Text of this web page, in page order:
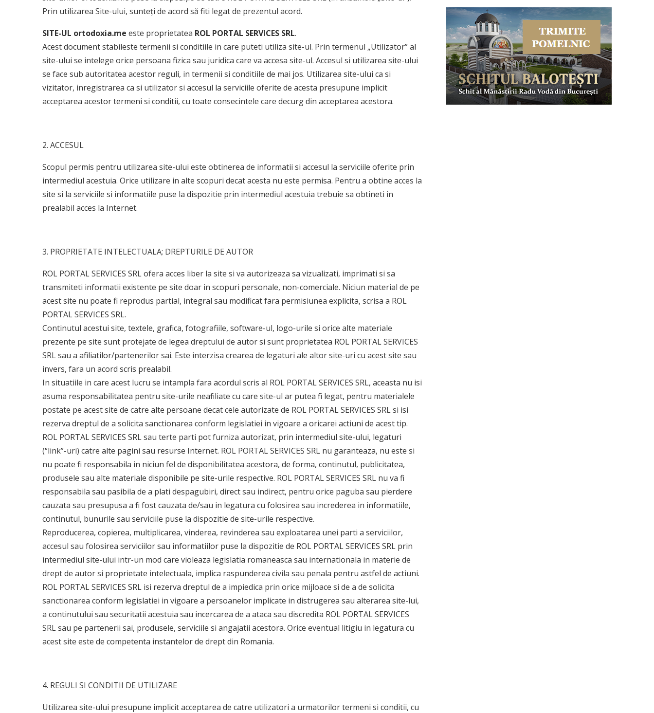
Prin utilizarea Site-ului, sunteți de acord să fiti legat de prezentul acord.
SITE-UL ortodoxia.me este proprietatea ROL PORTAL SERVICES SRL.
Acest document stabileste termenii si conditiile in care puteti utiliza site-ul. Prin termenul „Utilizator” al
site-ului se intelege orice persoana fizica sau juridica care va accesa site-ul. Accesul si utilizarea site-ului
se face sub autoritatea acestor reguli, in termenii si conditiile de mai jos. Utilizarea site-ului ca si
vizitator, inregistrarea ca si utilizator si accesul la serviciile oferite de acesta presupune implicit
acceptarea acestor termeni si conditii, cu toate consecintele care decurg din acceptarea acestora.
2. ACCESUL
Scopul permis pentru utilizarea site-ului este obtinerea de informatii si accesul la serviciile oferite prin
intermediul acestuia. Orice utilizare in alte scopuri decat acesta nu este permisa. Pentru a obtine acces la
site si la serviciile si informatiile puse la dispozitie prin intermediul acestuia trebuie sa obtineti in
prealabil acces la Internet.
3. PROPRIETATE INTELECTUALA; DREPTURILE DE AUTOR
ROL PORTAL SERVICES SRL ofera acces liber la site si va autorizeaza sa vizualizati, imprimati si sa
transmiteti informatii existente pe site doar in scopuri personale, non-comerciale. Niciun material de pe
acest site nu poate fi reprodus partial, integral sau modificat fara permisiunea explicita, scrisa a ROL
PORTAL SERVICES SRL.
Continutul acestui site, textele, grafica, fotografiile, software-ul, logo-urile si orice alte materiale
prezente pe site sunt protejate de legea dreptului de autor si sunt proprietatea ROL PORTAL SERVICES
SRL sau a afiliatilor/partenerilor sai. Este interzisa crearea de legaturi ale altor site-uri cu acest site sau
invers, fara un acord scris prealabil.
In situatiile in care acest lucru se intampla fara acordul scris al ROL PORTAL SERVICES SRL, aceasta nu isi
asuma responsabilitatea pentru site-urile neafiliate cu care site-ul ar putea fi legat, pentru materialele
postate pe acest site de catre alte persoane decat cele autorizate de ROL PORTAL SERVICES SRL si isi
rezerva dreptul de a solicita sanctionarea conform legislatiei in vigoare a oricarei actiuni de acest tip.
ROL PORTAL SERVICES SRL sau terte parti pot furniza autorizat, prin intermediul site-ului, legaturi
(“link”-uri) catre alte pagini sau resurse Internet. ROL PORTAL SERVICES SRL nu garanteaza, nu este si
nu poate fi responsabila in niciun fel de disponibilitatea acestora, de forma, continutul, publicitatea,
produsele sau alte materiale disponibile pe site-urile respective. ROL PORTAL SERVICES SRL nu va fi
responsabila sau pasibila de a plati despagubiri, direct sau indirect, pentru orice paguba sau pierdere
cauzata sau presupusa a fi fost cauzata de/sau in legatura cu folosirea sau increderea in informatiile,
continutul, bunurile sau serviciile puse la dispozitie de site-urile respective.
Reproducerea, copierea, multiplicarea, vinderea, revinderea sau exploatarea unei parti a serviciilor,
accesul sau folosirea serviciilor sau informatiilor puse la dispozitie de ROL PORTAL SERVICES SRL prin
intermediul site-ului intr-un mod care violeaza legislatia romaneasca sau internationala in materie de
drept de autor si proprietate intelectuala, implica raspunderea civila sau penala pentru astfel de actiuni.
ROL PORTAL SERVICES SRL isi rezerva dreptul de a impiedica prin orice mijloace si de a de solicita
sanctionarea conform legislatiei in vigoare a persoanelor implicate in distrugerea sau alterarea site-lui,
a continutului sau securitatii acestuia sau incercarea de a ataca sau discredita ROL PORTAL SERVICES
SRL sau pe partenerii sai, produsele, serviciile si angajatii acestora. Orice eventual litigiu in legatura cu
acest site este de competenta instantelor de drept din Romania.
4. REGULI SI CONDITII DE UTILIZARE
Utilizarea site-ului presupune implicit acceptarea de catre utilizatori a urmatorilor termeni si conditii, cu